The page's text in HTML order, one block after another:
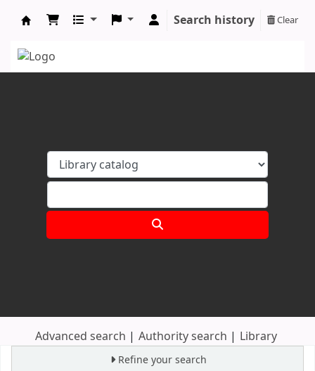
Search history Clear
Advanced search Authority search Library
Refine your search